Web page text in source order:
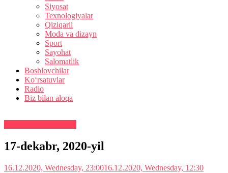
Siyosat
Texnologiyalar
Qiziqarli
Moda va dizayn
Sport
Sayohat
Salomatlik
Boshlovchilar
Ko‘rsatuvlar
Radio
Biz bilan aloqa
17-dekabr, 2020-yil
16.12.2020, Wednesday, 23:0016.12.2020, Wednesday, 12:30